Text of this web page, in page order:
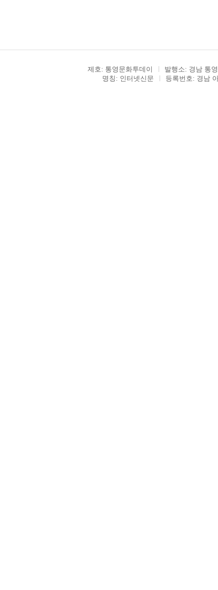
제호: 통영문화투데이
발행소: 경남 통
명칭: 인터넷신문
등록번호: 경남